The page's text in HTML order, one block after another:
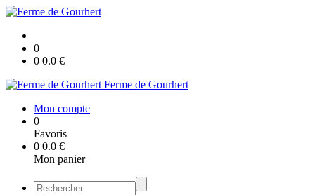
0
0 0.0 €
Ferme de Gourhert
Mon compte
0
Favoris
0 0.0 €
Mon panier